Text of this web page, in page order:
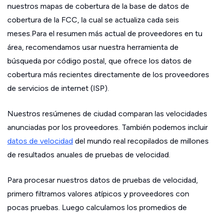
nuestros mapas de cobertura de la base de datos de
cobertura de la FCC, la cual se actualiza cada seis
meses.Para el resumen más actual de proveedores en tu
área, recomendamos usar nuestra herramienta de
búsqueda por código postal, que ofrece los datos de
cobertura más recientes directamente de los proveedores
de servicios de internet (ISP).
Nuestros resúmenes de ciudad comparan las velocidades
anunciadas por los proveedores. También podemos incluir
datos de velocidad del mundo real recopilados de millones
de resultados anuales de pruebas de velocidad.
Para procesar nuestros datos de pruebas de velocidad,
primero filtramos valores atípicos y proveedores con
pocas pruebas. Luego calculamos los promedios de